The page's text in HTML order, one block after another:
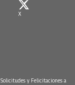
X
y Felicitaciones a